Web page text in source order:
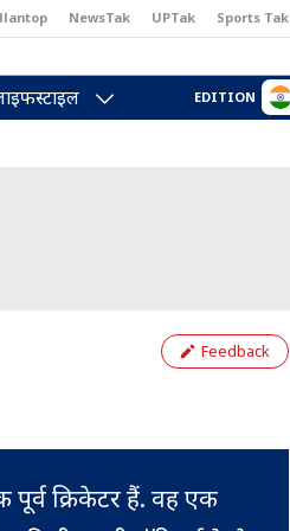
NewsTak UPTak Sports Tak
EDITION
Feedback
क्रिकेटर हैं. वह एक